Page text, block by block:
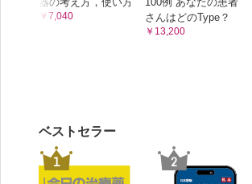
￥7,040
さんはどのType？
￥13,200
ベストセラー
1 2